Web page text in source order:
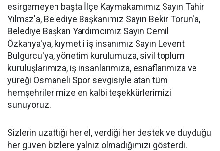
esirgemeyen başta İlçe Kaymakamımız Sayın Tahir
Yılmaz'a, Belediye Başkanımız Sayın Bekir Torun'a,
Belediye Başkan Yardımcımız Sayın Cemil
Özkahya'ya, kıymetli iş insanımız Sayın Levent
Bulgurcu'ya, yönetim kurulumuza, sivil toplum
kuruluşlarımıza, iş insanlarımıza, esnaflarımıza ve
yüreği Osmaneli Spor sevgisiyle atan tüm
hemşehrilerimize en kalbi teşekkürlerimizi
sunuyoruz.
Sizlerin uzattığı her el, verdiği her destek ve duyduğu
her güven bizlere yalnız olmadığımızı gösterdi.